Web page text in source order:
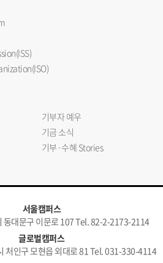
기부자 예우
기금 소식
기부·수혜 Stories
서울캠퍼스
동대문구 이문로 107 Tel. 82-2-2173-2114
글로벌캠퍼스
처인구 모현읍 외대로 81 Tel. 031-330-4114